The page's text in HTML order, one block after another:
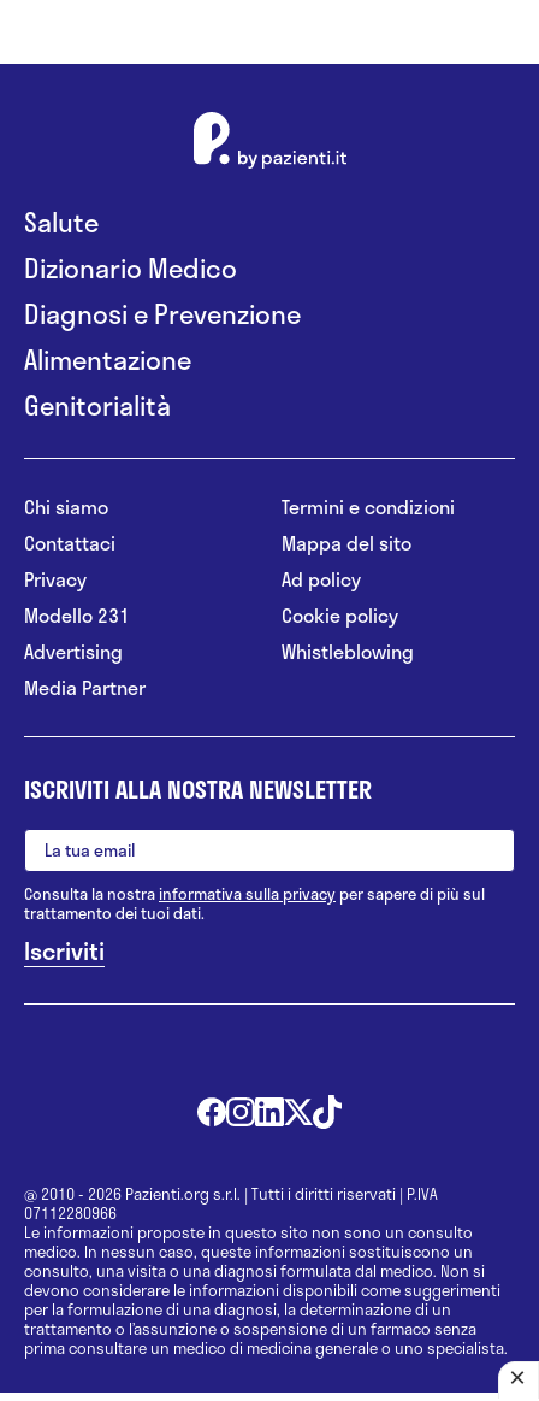
Salute
Dizionario Medico
Diagnosi e Prevenzione
Alimentazione
Genitorialità
Chi siamo
Contattaci
Privacy
Modello 231
Advertising
Media Partner
Termini e condizioni
Mappa del sito
Ad policy
Cookie policy
Whistleblowing
ISCRIVITI ALLA NOSTRA NEWSLETTER
Consulta la nostrainformativa sulla privacy per sapere di più sul
trattamento dei tuoi dati.
@ 2010 - 2026 Pazienti.org s.r.l. | Tutti i diritti riservati | P.IVA
07112280966
Le informazioni proposte in questo sito non sono un consulto
medico. In nessun caso, queste informazioni sostituiscono un
consulto, una visita o una diagnosi formulata dal medico. Non si
devono considerare le informazioni disponibili come suggerimenti
per la formulazione di una diagnosi, la determinazione di un
trattamento o l’assunzione o sospensione di un farmaco senza
prima consultare un medico di medicina generale o uno specialista.